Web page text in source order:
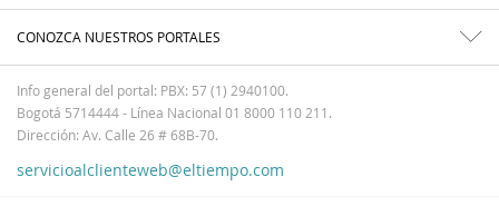
CONOZCA NUESTROS PORTALES
Info general del portal: PBX: 57 (1) 2940100.
Bogotá 5714444 - Línea Nacional 01 8000 110 211.
Dirección: Av. Calle 26 # 68B-70.
servicioalclienteweb@eltiempo.com